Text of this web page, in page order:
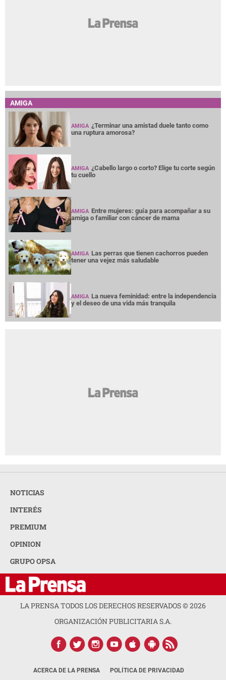
AMIGA
AMIGA ¿Terminar una amistad duele tanto como
una ruptura amorosa?
AMIGA ¿Cabello largo o corto? Elige tu corte según
tu cuello
AMIGA Entre mujeres: guía para acompañar a su
amiga o familiar con cáncer de mama
AMIGA Las perras que tienen cachorros pueden
tener una vejez más saludable
AMIGA La nueva feminidad: entre la independencia
y el deseo de una vida más tranquila
NOTICIAS
INTERÉS
PREMIUM
OPINION
GRUPO OPSA
LA PRENSA TODOS LOS DERECHOS RESERVADOS ©2026
ORGANIZACIÓN PUBLICITARIA S.A.
ACERCA DE LA PRENSA POLÍTICA DE PRIVACIDAD